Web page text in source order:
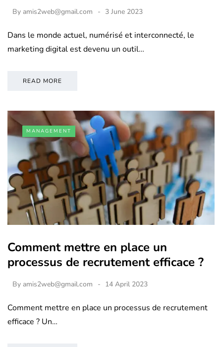
By amis2web@gmail.com 3 June 2023
Dans le monde actuel, numérisé et interconnecté, le
marketing digital est devenu un outil…
READ MORE
MANAGEMENT
Comment mettre en place un
processus de recrutement efficace ?
By amis2web@gmail.com 14 April 2023
Comment mettre en place un processus de recrutement
efficace ? Un…